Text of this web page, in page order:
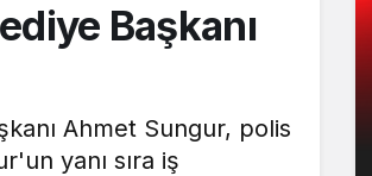
Başkanı
Ahmet Sungur, polis
yanı sıra iş